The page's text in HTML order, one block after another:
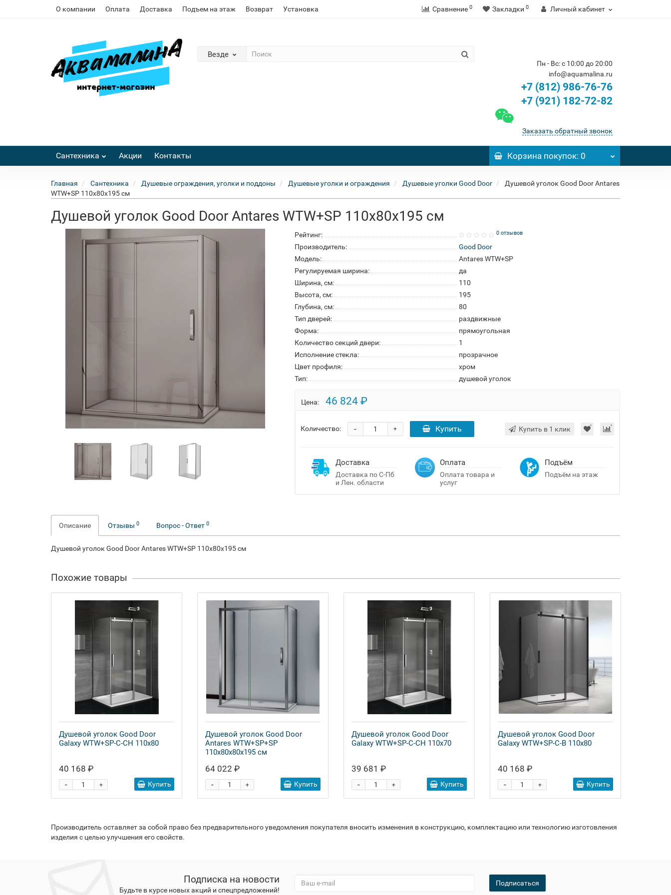
О компании Оплата Доставка Подъем на этаж Возврат Установка Сравнение 0 Закладки 0 Личный кабинет
Везде
Пн - Вс: с 10:00 до 20:00
info@aquamalina.ru
+7 (812) 986-76-76
+7 (921) 182-72-82
Заказать обратный звонок
Сантехника Акции Контакты Корзинапокупок: 0
Главная Сантехника Душевые ограждения, уголки и поддоны Душевые уголки и ограждения Душевые уголки Good Door
Душевой уголок Good Door Antares
WTW+SP 110х80х195 см
Душевой уголок Good Door Antares WTW+SP 110х80х195 см
Рейтинг: 0 отзывов
Производитель:
Good Door
Модель:
Antares WTW+SP
Регулируемая ширина:
да
Ширина, см:
110
Высота, см:
195
Глубина, см:
80
Тип дверей:
раздвижные
Форма:
прямоугольная
Количество секций двери:
1
Исполнение стекла:
прозрачное
Цвет профиля:
хром
Тип:
душевой уголок
Цена: 46 824 ₽
Количество: +
- Купить Купить в 1 клик
Доставка
Доставка по С-Пб
и Лен. области
Оплата
Оплата товара и
услуг
Подъём
Подъём на этаж
Описание Отзывы 0 Вопрос - Ответ 0
Душевой уголок Good Door Antares WTW+SP 110х80х195 см
Похожие товары
Душевой уголок Good Door
Galaxy WTW+SP-C-CH 110x80
40 168 ₽
+
- Купить
Душевой уголок Good Door
Antares WTW+SP+SP
110х80х80х195 см
64 022 ₽
+
- Купить
Душевой уголок Good Door
Galaxy WTW+SP-C-CH 110x70
39 681 ₽
+
- Купить
Душевой уголок Good Door
Galaxy WTW+SP-C-B 110x80
40 168 ₽
+
- Купить
Производитель оставляет за собой право без предварительного уведомления покупателя вносить изменения в конструкцию, комплектацию или технологию изготовления
изделия с целью улучшения его свойств.
Подписка на новости
Будьте в курсе новых акций и спецпредложений!
Подписаться